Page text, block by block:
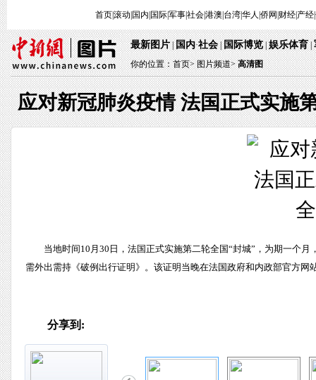
首页|滚动 国内 国际|军事|社会|港澳 台湾|华人 侨网 财经| 产经|
最新图片|国内·社会|国际博览|娱乐体育 |
你的位置：首页>图片频道> 高清图
应对新冠肺炎疫情 法国正式实施
当地时间10月30日，法国正式实施第二轮全国“封城”，为期一个
需外出需持《破例出行证明》。该证明当晚在法国政府和内政部官方
分享到: